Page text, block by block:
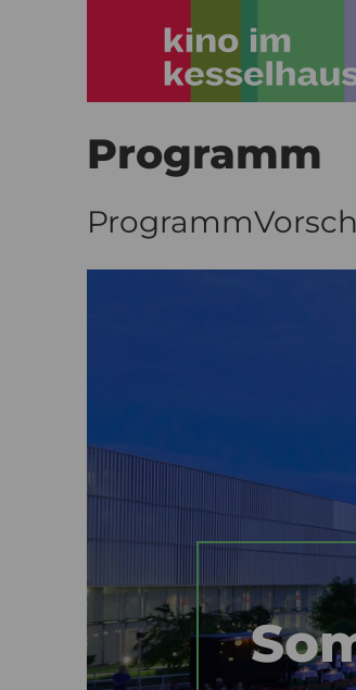
Programm
Programm